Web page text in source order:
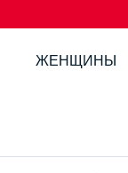
ЖЕНЩИНЫ